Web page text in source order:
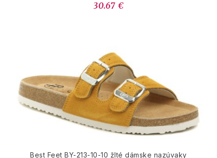
30.67 €
Best Feet BY-213-10-10 žlté dámske nazúvaky